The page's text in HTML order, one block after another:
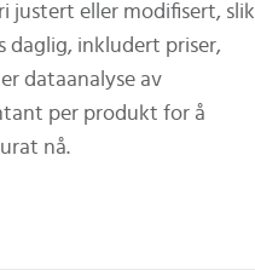
justert eller modifisert, slik
daglig, inkludert priser,
dataanalyse av
per produkt for å
nå.